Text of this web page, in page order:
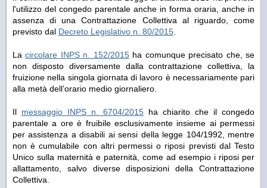
l'utilizzo del congedo parentale anche in forma oraria, anche in
assenza di una Contrattazione Collettiva al riguardo, come
previsto dal Decreto Legislativo n. 80/2015
Lacircolare INPS n. 152/2015ha comunque precisato che, se
non disposto diversamente dalla contrattazione collettiva, la
fruizione nella singola giornata di lavoro è necessariamente pari
alla metà dell’orario medio giornaliero.
Il messaggio INPS n. 6704/2015 ha chiarito che il congedo
parentale a ore è fruibile esclusivamente insieme ai permessi
per assistenza a disabili ai sensi della legge 104/1992, mentre
non è cumulabile con altri permessi o riposi previsti dal Testo
Unico sulla maternità e paternità, come ad esempio i riposi per
allattamento, salvo diverse disposizioni della Contrattazione
Collettiva.